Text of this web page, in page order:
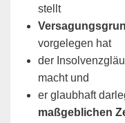
stellt
vorgelegen hat
der
macht und
er glaubhaft
maßgeblichen